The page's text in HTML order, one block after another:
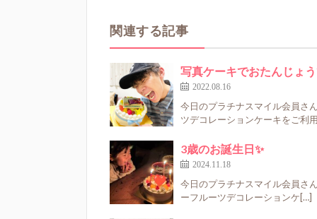
関連する記事
写真ケーキでおたんじょ
2022.08.16
今日のプラチナスマイル会員さ
ツデコレーションケーキをご利
3歳のお誕生日✨
2024.11.18
今日のプラチナスマイル会員さ
ーフルーツデコレーションケ[…]